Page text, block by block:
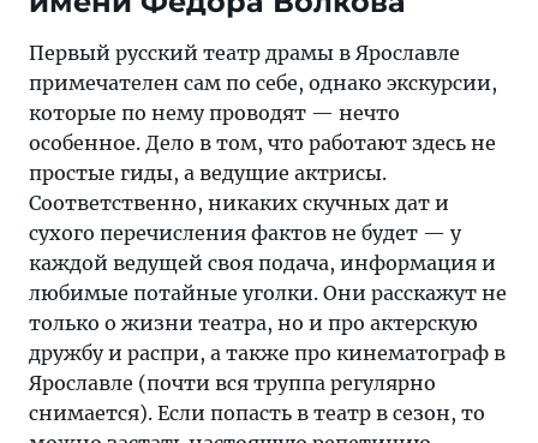
Первый русский театр драмы в Ярославле
примечателен сам по себе, однако экскурсии,
которые по нему проводят — нечто
особенное. Дело в том, что работают здесь не
простые гиды, а ведущие актрисы.
Соответственно, никаких скучных дат и
сухого перечисления фактов не будет — у
каждой ведущей своя подача, информация и
любимые потайные уголки. Они расскажут не
только о жизни театра, но и про актерскую
дружбу и распри, а также про кинематограф в
Ярославле (почти вся труппа регулярно
снимается). Если попасть в театр в сезон, то